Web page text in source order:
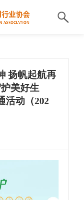
扬帆起航再
美好生
活动（202